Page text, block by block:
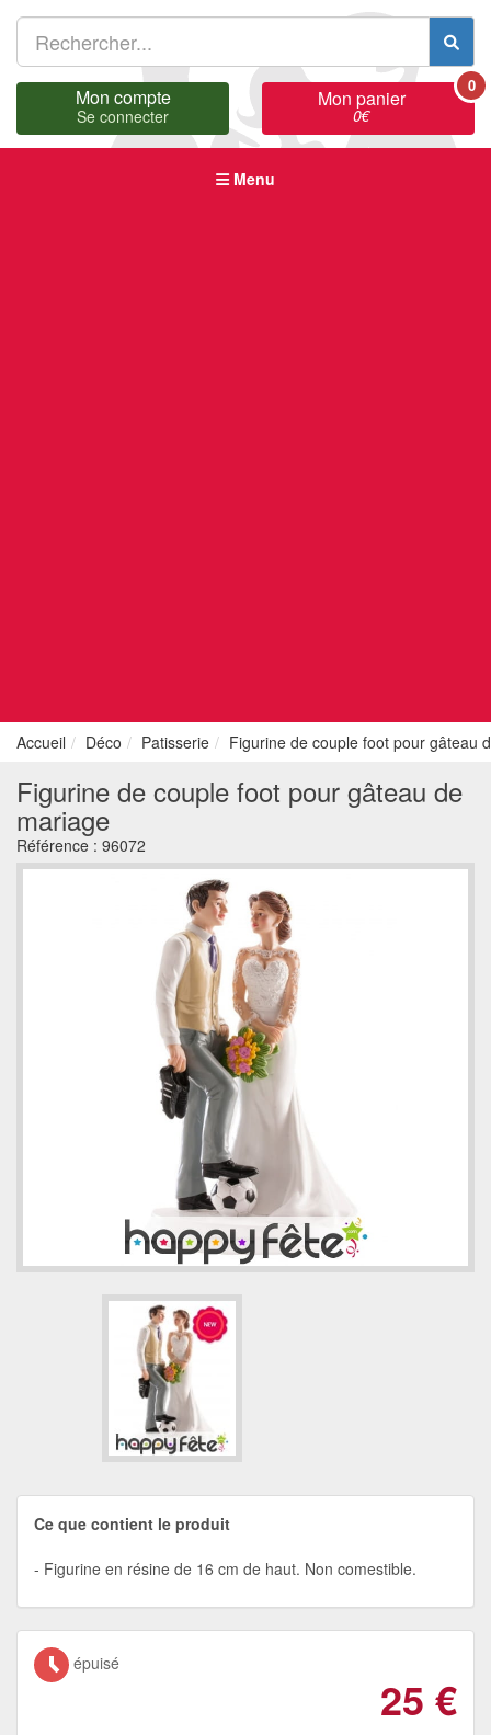
Mon compte
Se connecter
Mon panier
0€
0
Menu
Accueil Déco Patisserie Figurine de couple foot pour gâteau
Figurine de couple foot pour gâteau de
mariage
Référence : 96072
Ce que contient le produit
Figurine en résine de 16 cm de haut. Non comestible.
épuisé
25 €